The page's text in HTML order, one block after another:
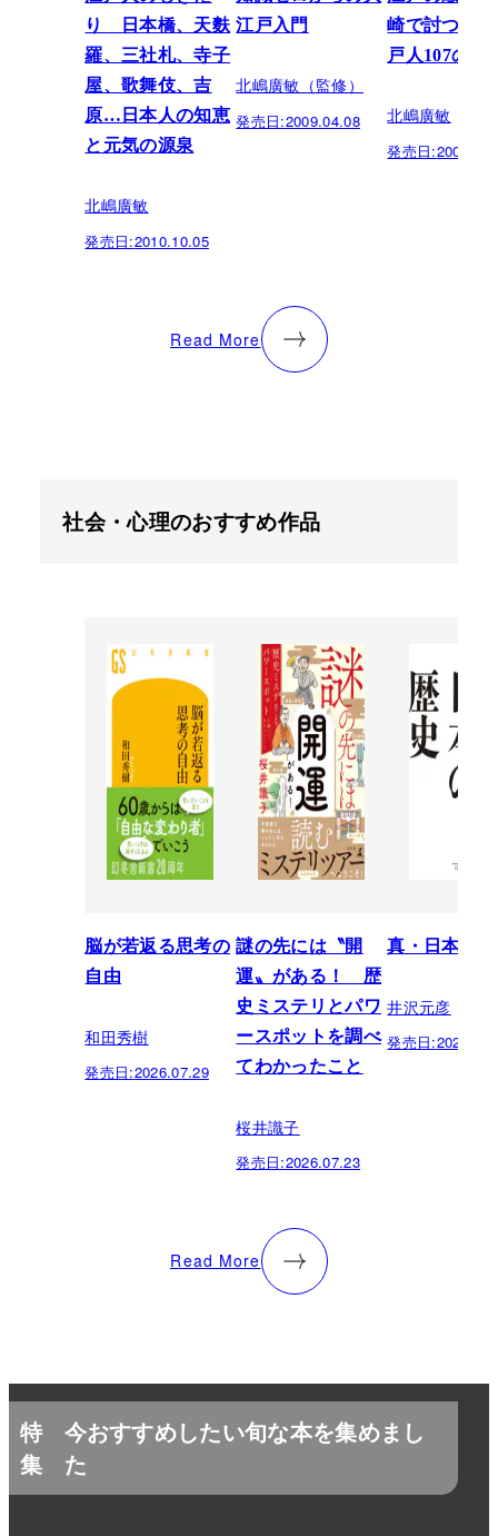
り 日本橋、天麩
羅、三社札、寺子
屋、歌舞伎、吉
原…日本人の知恵
と元気の源泉
北嶋廣敏
発売日:2010.10.05
江戸入門
北嶋廣敏（監修）
発売日:2009.04.08
崎で討つの
戸人107の謎
北嶋廣敏
発売日:
Read More
社会・心理のおすすめ作品
脳が若返る思考の
自由
和田秀樹
発売日:2026.07.29
謎の先には〝開
運〟がある！ 歴
史ミステリとパワ
ースポットを調べ
てわかったこと
桜井識子
発売日:2026.07.23
真・日本の
井沢元彦
発売日:
Read More
特
集
今おすすめしたい旬な本を集めまし
た